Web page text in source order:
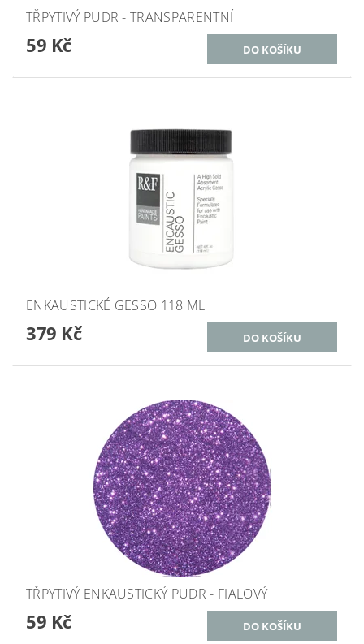
TŘPYTIVÝ PUDR - TRANSPARENTNÍ
59 Kč
ENKAUSTICKÉ GESSO 118 ML
379 Kč
TŘPYTIVÝ ENKAUSTICKÝ PUDR - FIALOVÝ
59 Kč